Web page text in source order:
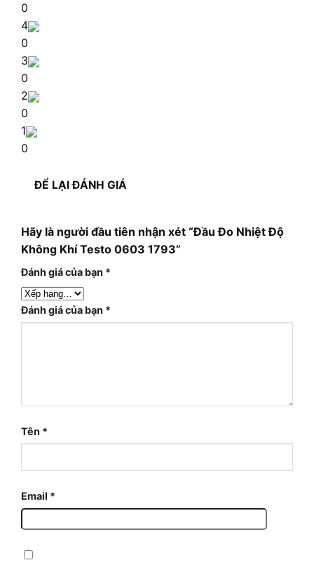
0
4
0
3
0
2
0
1
0
ĐỂ LẠI ĐÁNH GIÁ
Hãy là người đầu tiên nhận xét “Đầu Đo Nhiệt Độ
Không Khí Testo 0603 1793”
Đánh giá của bạn *
Đánh giá của bạn *
Tên *
Email *